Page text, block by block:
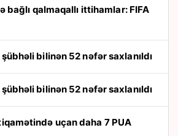
bilinən 52 nəfər saxlanıldı
bilinən 52 nəfər saxlanıldı